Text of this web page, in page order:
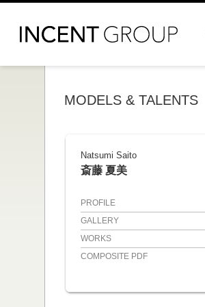
MODELS & TALENTS
Natsumi Saito
斎藤 夏美
PROFILE
GALLERY
WORKS
COMPOSITE PDF